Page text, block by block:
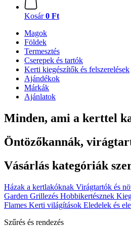
Kosár 0 Ft
Magok
Földek
Termesztés
Cserepek és tartók
Kerti kiegészítők és felszerelések
Ajándékok
Márkák
Ajánlatok
Minden, ami a kerttel
Öntözőkannák,
Vásárlás kategóriák
Házak a kertlakóknak Virágtartók és
Garden Grillezés Hobbikertésznek
Flames Kerti világítások Eledelek és
Szűrés és rendezés